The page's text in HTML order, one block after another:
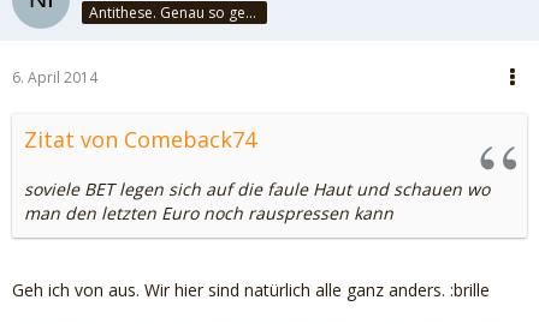
Antithese. Genau so geht das. Und halbier dir doch mal!
6. April 2014
Zitat von Comeback74
soviele BET legen sich auf die faule Haut und schauen wo
man den letzten Euro noch rauspressen kann
Geh ich von aus. Wir hier sind natürlich alle ganz anders. :brille